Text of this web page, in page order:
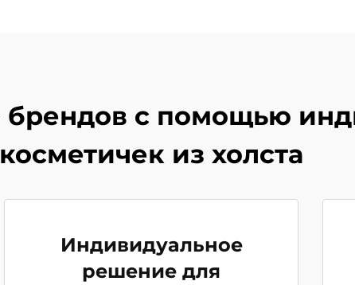
брендов с помощью
косметичек из холста
Индивидуальное
решение для